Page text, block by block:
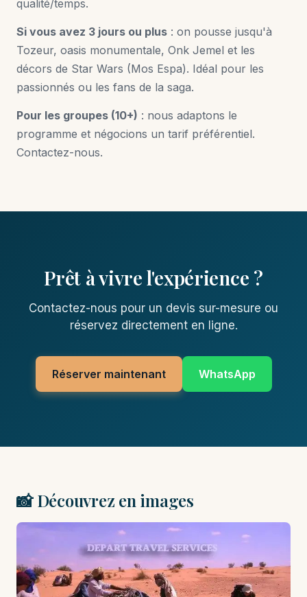
qualité/temps.
Si vous avez 3 jours ou plus : on pousse jusqu'à
Tozeur, oasis monumentale, Onk Jemel et les
décors de Star Wars (Mos Espa). Idéal pour les
passionnés ou les fans de la saga.
Pour les groupes (10+) : nous adaptons le
programme et négocions un tarif préférentiel.
Contactez-nous.
Prêt à vivre l'expérience ?
Contactez-nous pour un devis sur-mesure ou
réservez directement en ligne.
Réserver maintenant WhatsApp
📸 Découvrez en images